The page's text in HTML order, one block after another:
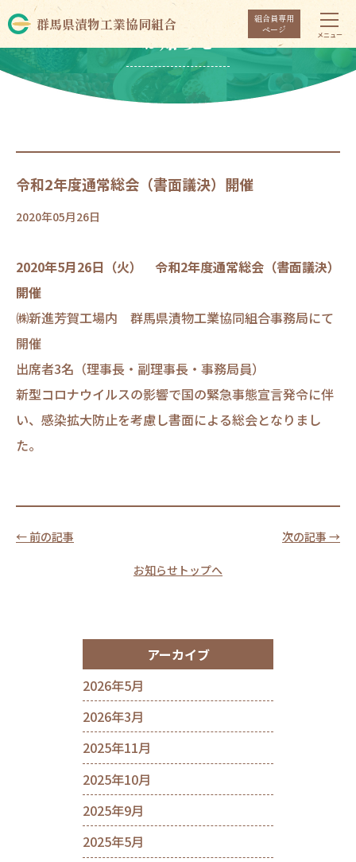
群馬県漬物工業協同組合
組合員専用
ページ
お知らせ
令和2年度通常総会（書面議決）開催
2020年05月26日
2020年5月26日（火） 令和2年度通常総会（書面議決）
開催
㈱新進芳賀工場内 群馬県漬物工業協同組合事務局にて
開催
出席者3名（理事長・副理事長・事務局員）
新型コロナウイルスの影響で国の緊急事態宣言発令に伴
い、感染拡大防止を考慮し書面による総会となりまし
た。
← 前の記事 次の記事 →
お知らせトップへ
アーカイブ
2026年5月
2026年3月
2025年11月
2025年10月
2025年9月
2025年5月